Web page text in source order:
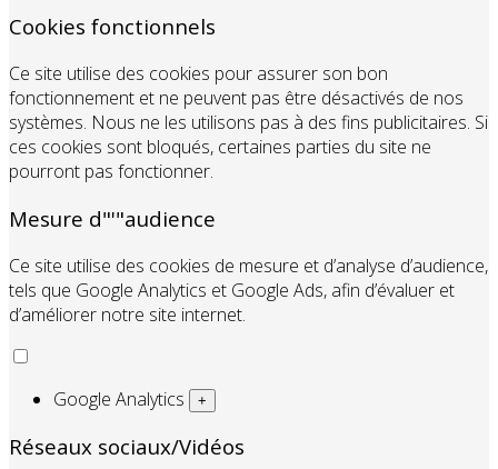
Cookies fonctionnels
Ce site utilise des cookies pour assurer son bon
fonctionnement et ne peuvent pas être désactivés de nos
systèmes. Nous ne les utilisons pas à des fins publicitaires. Si
ces cookies sont bloqués, certaines parties du site ne
pourront pas fonctionner.
Mesure d"'"audience
Ce site utilise des cookies de mesure et d’analyse d’audience,
tels que Google Analytics et Google Ads, afin d’évaluer et
d’améliorer notre site internet.
Google Analytics +
Réseaux sociaux/Vidéos